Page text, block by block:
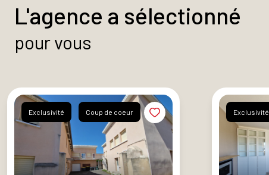
L'agence a sélectionné
pour vous
Exclusivité Coup de coeur Exclusivité